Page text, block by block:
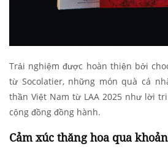
Trải nghiệm được hoàn thiện bởi
từ Socolatier, những món quà cá
thần Việt Nam từ LAA 2025 như lời
cộng đồng đồng hành.
Cảm xúc thăng hoa qua